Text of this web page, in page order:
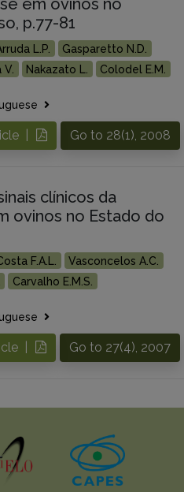
em ovinos no
p.77-81
L.P.
Gasparetto N.D.
V. Nakazato L. Colodel E.M.
Go to 28(1), 2008
|
clínicos da
ovinos no Estado do
F.A.L.
Vasconcelos A.C.
Carvalho E.M.S.
Go to 27(4), 2007
|